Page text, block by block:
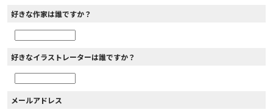
好きな作家は誰ですか？
好きなイラストレーターは誰ですか？
メールアドレス